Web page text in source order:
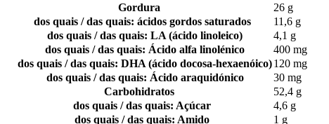
Gordura
26 g
dos quais / das quais: ácidos gordos saturados
11,6 g
dos quais / das quais: LA (ácido linoleico)
4,1 g
dos quais / das quais: Ácido alfa linolénico
400 mg
dos quais / das quais: DHA (ácido docosa-hexaenóico)120 mg
dos quais / das quais: Ácido araquidónico
30 mg
Carbohidratos
52,4 g
dos quais / das quais: Açúcar
4,6 g
dos quais / das quais: Amido
1 g